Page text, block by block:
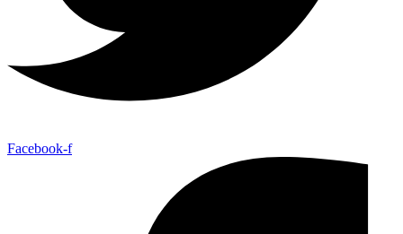
Facebook-f